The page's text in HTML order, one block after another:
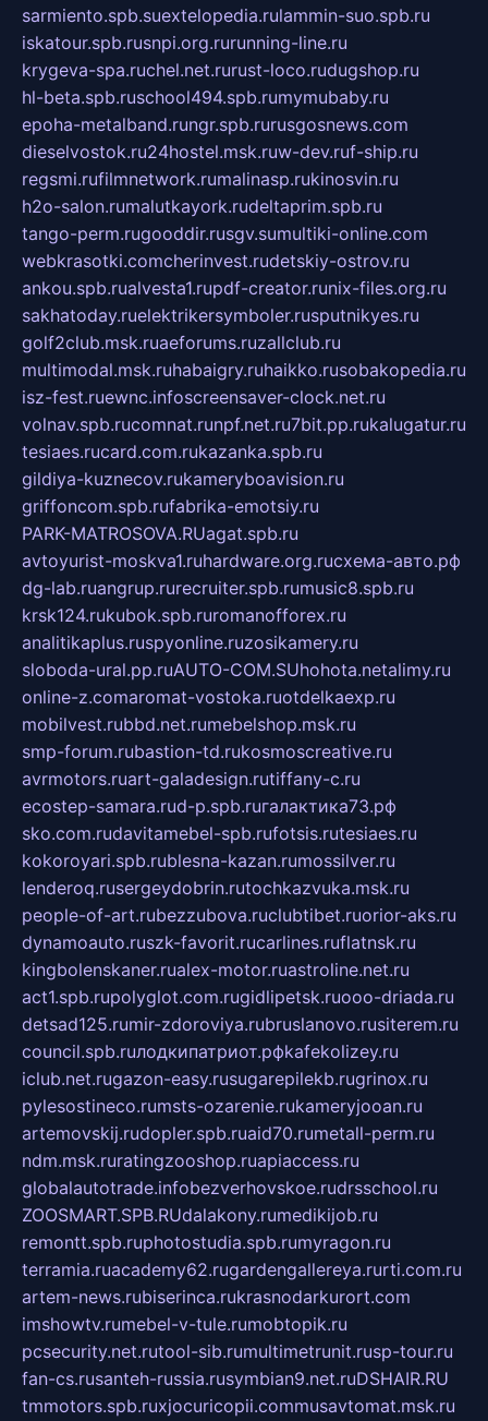
sarmiento.spb.suextelopedia.rulammin-suo.spb.ru
iskatour.spb.rusnpi.org.rurunning-line.ru
krygeva-spa.ruchel.net.rurust-loco.rudugshop.ru
hl-beta.spb.ruschool494.spb.rumymubaby.ru
epoha-metalband.rungr.spb.rurusgosnews.com
dieselvostok.ru24hostel.msk.ruw-dev.ruf-ship.ru
regsmi.rufilmnetwork.rumalinasp.rukinosvin.ru
h2o-salon.rumalutkayork.rudeltaprim.spb.ru
tango-perm.rugooddir.rusgv.sumultiki-online.com
webkrasotki.comcherinvest.rudetskiy-ostrov.ru
ankou.spb.rualvesta1.rupdf-creator.runix-files.org.ru
sakhatoday.ruelektrikersymboler.rusputnikyes.ru
golf2club.msk.ruaeforums.ruzallclub.ru
multimodal.msk.ruhabaigry.ruhaikko.rusobakopedia.ru
isz-fest.ruewnc.infoscreensaver-clock.net.ru
volnav.spb.rucomnat.runpf.net.ru7bit.pp.rukalugatur.ru
tesiaes.rucard.com.rukazanka.spb.ru
gildiya-kuznecov.rukameryboavision.ru
griffoncom.spb.rufabrika-emotsiy.ru
PARK-MATROSOVA.RUagat.spb.ru
avtoyurist-moskva1.ruhardware.org.ruсхема-авто.рф
dg-lab.ruangrup.rurecruiter.spb.rumusic8.spb.ru
krsk124.rukubok.spb.ruromanofforex.ru
analitikaplus.ruspyonline.ruzosikamery.ru
sloboda-ural.pp.ruAUTO-COM.SUhohota.netalimy.ru
online-z.comaromat-vostoka.ruotdelkaexp.ru
mobilvest.rubbd.net.rumebelshop.msk.ru
smp-forum.rubastion-td.rukosmoscreative.ru
avrmotors.ruart-galadesign.rutiffany-c.ru
ecostep-samara.rud-p.spb.ruгалактика73.рф
sko.com.rudavitamebel-spb.rufotsis.rutesiaes.ru
kokoroyari.spb.rublesna-kazan.rumossilver.ru
lenderoq.rusergeydobrin.rutochkazvuka.msk.ru
people-of-art.rubezzubova.ruclubtibet.ruorior-aks.ru
dynamoauto.ruszk-favorit.rucarlines.ruflatnsk.ru
kingbolenskaner.rualex-motor.ruastroline.net.ru
act1.spb.rupolyglot.com.rugidlipetsk.ruooo-driada.ru
detsad125.rumir-zdoroviya.rubruslanovo.rusiterem.ru
council.spb.ruлодкипатриот.рфkafekolizey.ru
iclub.net.rugazon-easy.rusugarepilekb.rugrinox.ru
pylesostineco.rumsts-ozarenie.rukameryjooan.ru
artemovskij.rudopler.spb.ruaid70.rumetall-perm.ru
ndm.msk.ruratingzooshop.ruapiaccess.ru
globalautotrade.infobezverhovskoe.rudrsschool.ru
ZOOSMART.SPB.RUdalakony.rumedikijob.ru
remontt.spb.ruphotostudia.spb.rumyragon.ru
terramia.ruacademy62.rugardengallereya.rurti.com.ru
artem-news.rubiserinca.rukrasnodarkurort.com
imshowtv.rumebel-v-tule.rumobtopik.ru
pcsecurity.net.rutool-sib.rumultimetrunit.rusp-tour.ru
fan-cs.rusanteh-russia.rusymbian9.net.ruDSHAIR.RU
tmmotors.spb.ruxjocuricopii.commusavtomat.msk.ru